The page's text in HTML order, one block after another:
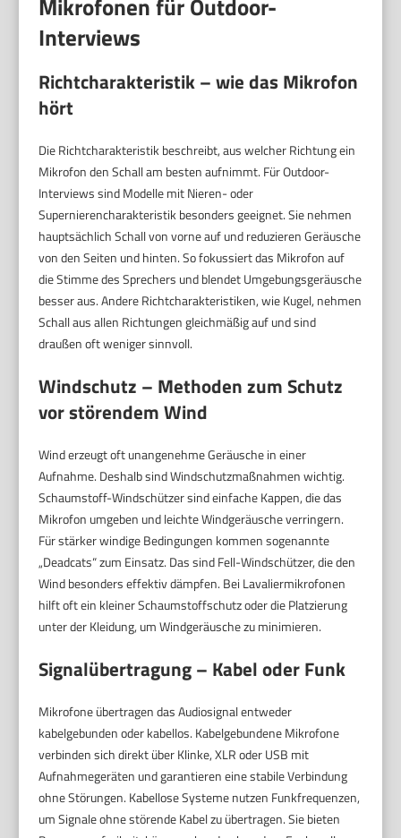
Mikrofonen für Outdoor-
Interviews
Richtcharakteristik – wie das Mikrofon
hört
Die Richtcharakteristik beschreibt, aus welcher Richtung ein
Mikrofon den Schall am besten aufnimmt. Für Outdoor-
Interviews sind Modelle mit Nieren- oder
Supernierencharakteristik besonders geeignet. Sie nehmen
hauptsächlich Schall von vorne auf und reduzieren Geräusche
von den Seiten und hinten. So fokussiert das Mikrofon auf
die Stimme des Sprechers und blendet Umgebungsgeräusche
besser aus. Andere Richtcharakteristiken, wie Kugel, nehmen
Schall aus allen Richtungen gleichmäßig auf und sind
draußen oft weniger sinnvoll.
Windschutz – Methoden zum Schutz
vor störendem Wind
Wind erzeugt oft unangenehme Geräusche in einer
Aufnahme. Deshalb sind Windschutzmaßnahmen wichtig.
Schaumstoff-Windschützer sind einfache Kappen, die das
Mikrofon umgeben und leichte Windgeräusche verringern.
Für stärker windige Bedingungen kommen sogenannte
„Deadcats“ zum Einsatz. Das sind Fell-Windschützer, die den
Wind besonders effektiv dämpfen. Bei Lavaliermikrofonen
hilft oft ein kleiner Schaumstoffschutz oder die Platzierung
unter der Kleidung, um Windgeräusche zu minimieren.
Signalübertragung – Kabel oder Funk
Mikrofone übertragen das Audiosignal entweder
kabelgebunden oder kabellos. Kabelgebundene Mikrofone
verbinden sich direkt über Klinke, XLR oder USB mit
Aufnahmegeräten und garantieren eine stabile Verbindung
ohne Störungen. Kabellose Systeme nutzen Funkfrequenzen,
um Signale ohne störende Kabel zu übertragen. Sie bieten